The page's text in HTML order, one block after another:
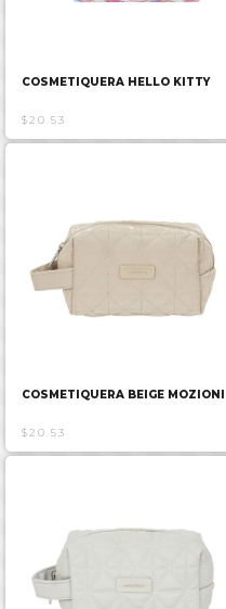
COSMETIQUERA HELLO KITTY
$20.53
COSMETIQUERA BEIGE MOZIONI
$20.53